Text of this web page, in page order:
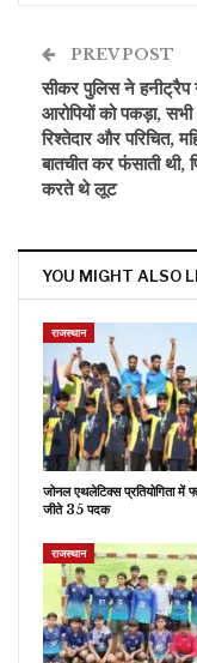
PREV POST
सीकर पुलिस ने
आरोपियों को पकड़ा,
रिश्तेदार और परिचित,
बातचीत कर फंसाती थी,
करते थे लूट
YOU MIGHT ALSO
राजस्थान
जोनल एथलेटिक्स प्रतियोगिता में
जीते 35 पदक
राजस्थान